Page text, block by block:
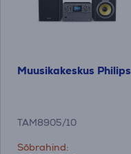
Muusikakeskus Philips
TAM8905/10
Sõbrahind: